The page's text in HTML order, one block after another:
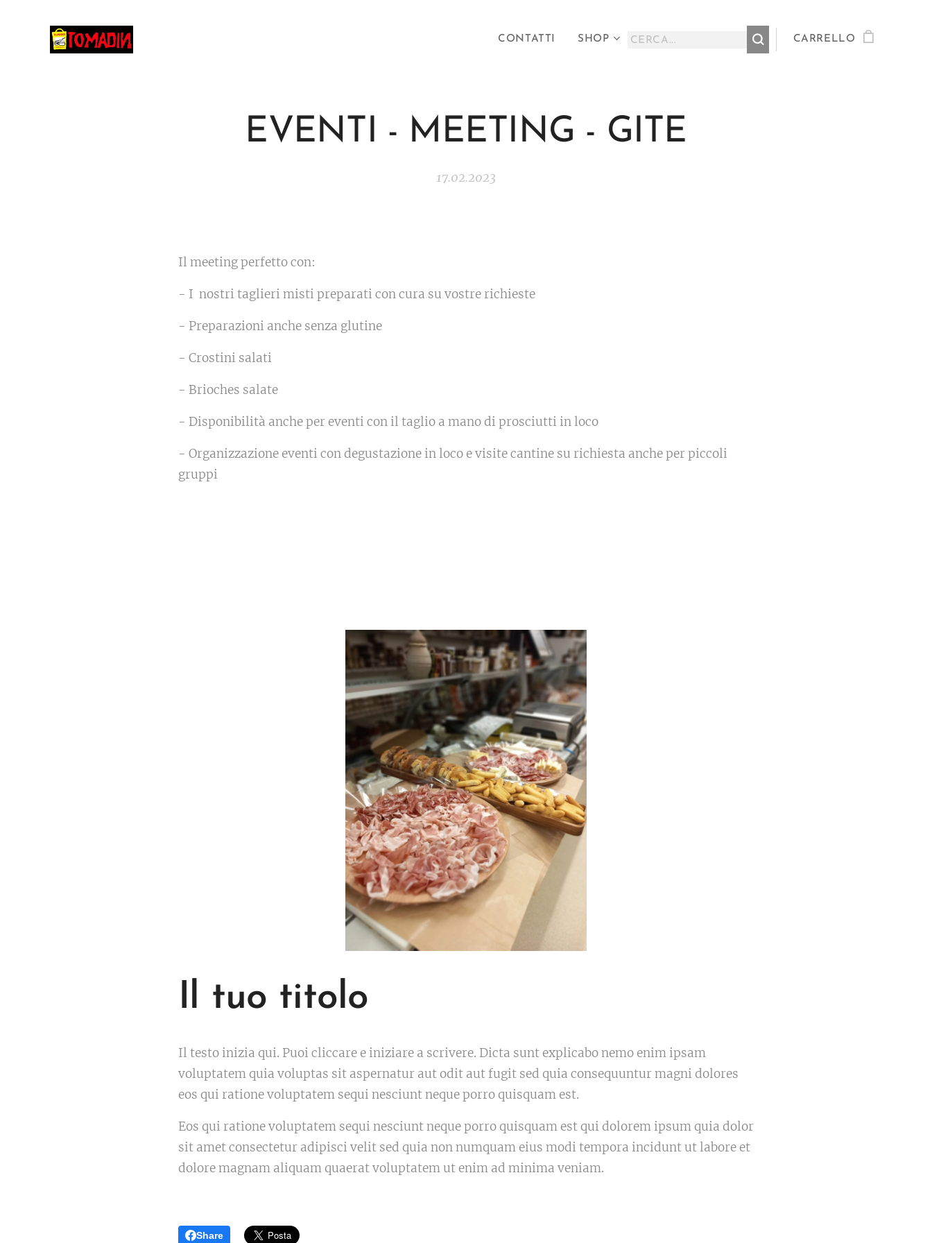
CONTATTI SHOP CARRELLO
EVENTI - MEETING - GITE
17.02.2023
Il meeting perfetto con:
- I nostri taglieri misti preparati con cura su vostre richieste
- Preparazioni anche senza glutine
- Crostini salati
- Brioches salate
- Disponibilità anche per eventi con il taglio a mano di prosciutti in loco
- Organizzazione eventi con degustazione in loco e visite cantine su richiesta anche per piccoli
gruppi
Il tuo titolo
Il testo inizia qui. Puoi cliccare e iniziare a scrivere. Dicta sunt explicabo nemo enim ipsam
voluptatem quia voluptas sit aspernatur aut odit aut fugit sed quia consequuntur magni dolores
eos qui ratione voluptatem sequi nesciunt neque porro quisquam est.
Eos qui ratione voluptatem sequi nesciunt neque porro quisquam est qui dolorem ipsum quia dolor
sit amet consectetur adipisci velit sed quia non numquam eius modi tempora incidunt ut labore et
dolore magnam aliquam quaerat voluptatem ut enim ad minima veniam.
Share